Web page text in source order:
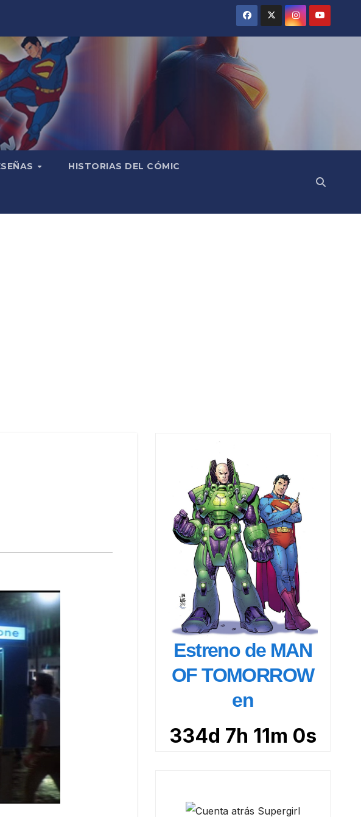
HISTORIAS DEL CÓMIC
Estreno de MAN
OF TOMORROW
en
334d 7h 10m